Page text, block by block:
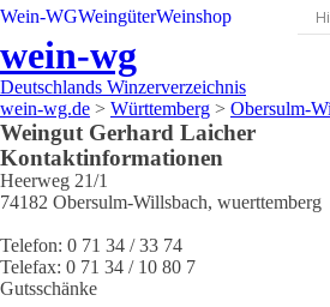
Wein-WGWeingüterWeinshop
wein-wg
Deutschlands Winzerverzeichnis
wein-wg.de > Württemberg > Obersulm-
Weingut Gerhard Laicher
Kontaktinformationen
Heerweg 21/1
74182 Obersulm-Willsbach, wuerttemberg
Telefon: 0 71 34 / 33 74
Telefax: 0 71 34 / 10 80 7
Gutsschänke